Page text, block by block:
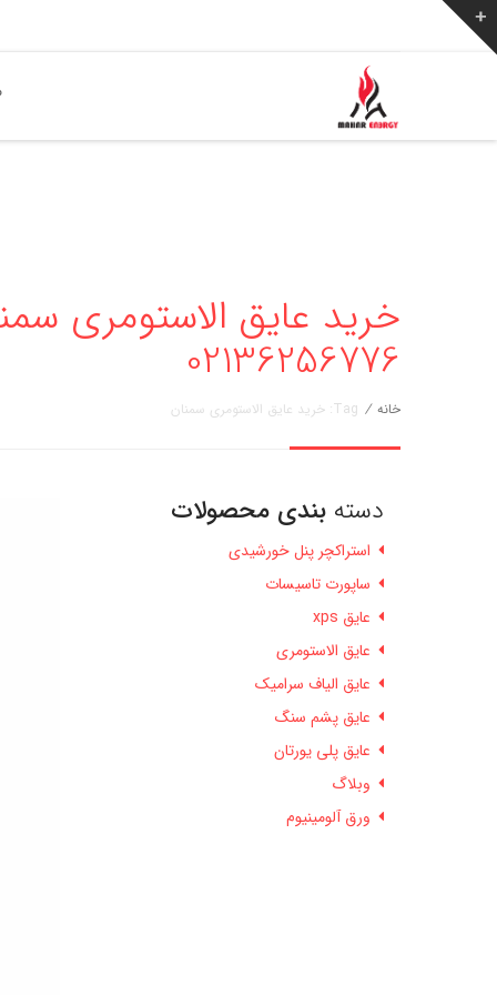
خرید عایق الاستومری
02136256776
خانه / Tag: خرید عایق الاستومری سمنان
دسته بندی محصولات
استراکچر پنل خورشیدی
ساپورت تاسیسات
عایق xps
عایق الاستومری
عایق الیاف سرامیک
عایق پشم سنگ
عایق پلی یورتان
وبلاگ
ورق آلومینیوم